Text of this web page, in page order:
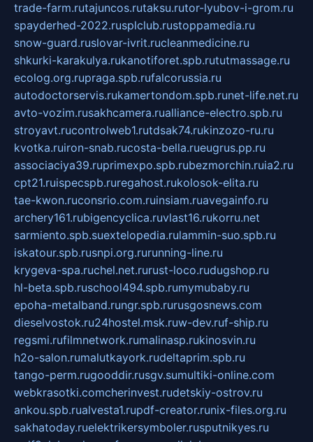
trade-farm.rutajuncos.rutaksu.rutor-lyubov-i-grom.ru
spayderhed-2022.rusplclub.rustoppamedia.ru
snow-guard.ruslovar-ivrit.rucleanmedicine.ru
shkurki-karakulya.rukanotiforet.spb.rututmassage.ru
ecolog.org.rupraga.spb.rufalcorussia.ru
autodoctorservis.rukamertondom.spb.runet-life.net.ru
avto-vozim.rusakhcamera.rualliance-electro.spb.ru
stroyavt.rucontrolweb1.rutdsak74.rukinzozo-ru.ru
kvotka.ruiron-snab.rucosta-bella.rueugrus.pp.ru
associaciya39.ruprimexpo.spb.rubezmorchin.ruia2.ru
cpt21.ruispecspb.ruregahost.rukolosok-elita.ru
tae-kwon.ruconsrio.com.ruinsiam.ruavegainfo.ru
archery161.rubigencyclica.ruvlast16.rukorru.net
sarmiento.spb.suextelopedia.rulammin-suo.spb.ru
iskatour.spb.rusnpi.org.rurunning-line.ru
krygeva-spa.ruchel.net.rurust-loco.rudugshop.ru
hl-beta.spb.ruschool494.spb.rumymubaby.ru
epoha-metalband.rungr.spb.rurusgosnews.com
dieselvostok.ru24hostel.msk.ruw-dev.ruf-ship.ru
regsmi.rufilmnetwork.rumalinasp.rukinosvin.ru
h2o-salon.rumalutkayork.rudeltaprim.spb.ru
tango-perm.rugooddir.rusgv.sumultiki-online.com
webkrasotki.comcherinvest.rudetskiy-ostrov.ru
ankou.spb.rualvesta1.rupdf-creator.runix-files.org.ru
sakhatoday.ruelektrikersymboler.rusputnikyes.ru